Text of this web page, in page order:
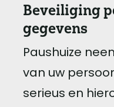
Beveiliging
gegevens
Paushuize
van uw
serieus en